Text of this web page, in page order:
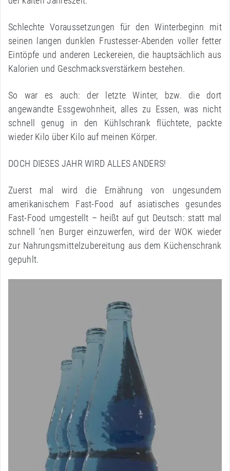
Schlechte Voraussetzungen für den Winterbeginn mit
seinen langen dunklen Frustesser-Abenden voller fetter
Eintöpfe und anderen Leckereien, die hauptsächlich aus
Kalorien und Geschmacksverstärkern bestehen.
So war es auch: der letzte Winter, bzw. die dort
angewandte Essgewohnheit, alles zu Essen, was nicht
schnell genug in den Kühlschrank flüchtete, packte
wieder Kilo über Kilo auf meinen Körper.
DOCH DIESES JAHR WIRD ALLES ANDERS!
Zuerst mal wird die Ernährung von ungesundem
amerikanischem Fast-Food auf asiatisches gesundes
Fast-Food umgestellt – heißt auf gut Deutsch: statt mal
schnell ‘nen Burger einzuwerfen, wird der WOK wieder
zur Nahrungsmittelzubereitung aus dem Küchenschrank
gepuhlt.